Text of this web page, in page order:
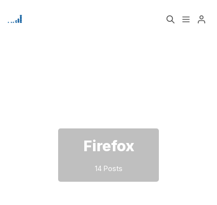
Firefox
14 Posts